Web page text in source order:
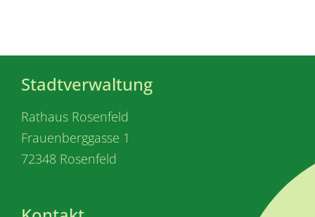
Stadtverwaltung
Rathaus Rosenfeld
Frauenberggasse 1
72348 Rosenfeld